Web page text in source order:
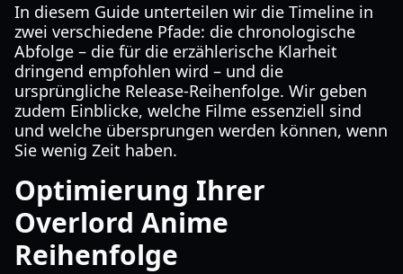
In diesem Guide unterteilen wir die Timeline in
zwei verschiedene Pfade: die chronologische
Abfolge – die für die erzählerische Klarheit
dringend empfohlen wird – und die
ursprüngliche Release-Reihenfolge. Wir geben
zudem Einblicke, welche Filme essenziell sind
und welche übersprungen werden können, wenn
Sie wenig Zeit haben.
Optimierung Ihrer
Overlord Anime
Reihenfolge